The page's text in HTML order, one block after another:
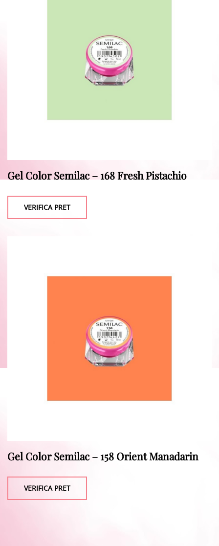
Gel Color Semilac – 168 Fresh Pistachio
VERIFICA PRET
Gel Color Semilac – 158 Orient Manadarin
VERIFICA PRET